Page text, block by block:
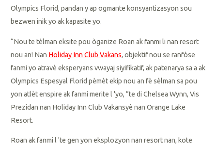
Olympics Florid, pandan y ap ogmante konsyantizasyon sou
bezwen inik yo ak kapasite yo.
“Nou te tèlman eksite pou òganize Roan ak fanmi li nan resort
nou an! Nan Holiday Inn Club Vakans, objektif nou se ranfòse
fanmi yo atravè eksperyans vwayaj siyifikatif, ak patenarya sa a ak
Olympics Espesyal Florid pèmèt ekip nou an fè sèlman sa pou
yon atlèt enspire ak fanmi merite l 'yo, “te di Chelsea Wynn, Vis
Prezidan nan Holiday Inn Club Vakansyè nan Orange Lake
Resort.
Roan ak fanmi l 'te gen yon eksplozyon nan resort nan, kote